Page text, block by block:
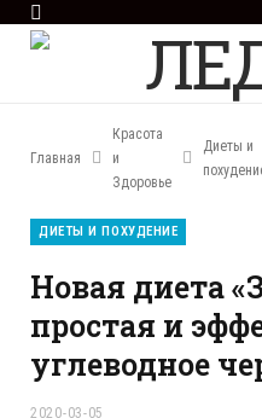
Главная
Красота
и
Здоровье
Диеты и
ДИЕТЫ И ПОХУДЕНИЕ
Новая диета
простая и
углеводное
2020-03-05